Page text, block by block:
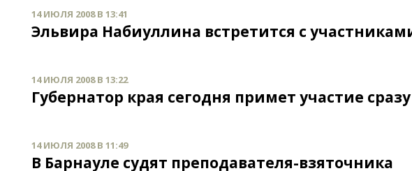
14 ИЮЛЯ 2008 В 13:41
Эльвира Набиуллина встретится с
14 ИЮЛЯ 2008 В 13:22
Губернатор края сегодня примет участие
14 ИЮЛЯ 2008 В 11:49
В Барнауле судят преподавателя-взяточника